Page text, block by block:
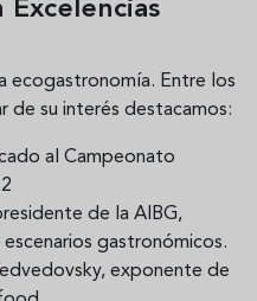
ecogastronomía. Entre los
de su interés destacamos:
al Campeonato
de la AIBG,
gastronómicos.
exponente de